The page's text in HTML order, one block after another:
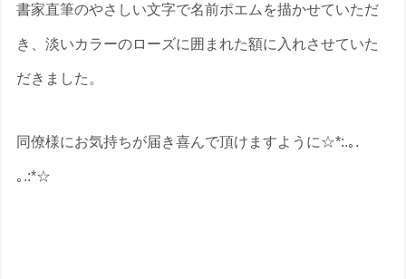
書家直筆のやさしい文字で名前ポエムを描かせていただ
き、淡いカラーのローズに囲まれた額に入れさせていた
だきました。
同僚様にお気持ちが届き喜んで頂けますように☆*:.｡.
｡.:*☆